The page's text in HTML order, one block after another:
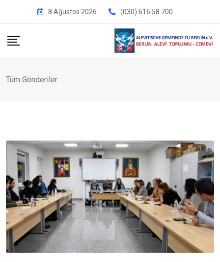
8 Ağustos 2026 (030) 616 58 700
Tüm Gönderiler